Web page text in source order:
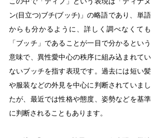
ン(目立つ)ブチ(ブッチ)」の略語であり、単語
からも分かるように、詳しく調べなくても
「ブッチ」であることが一目で分かるという
意味で、異性愛中心の秩序に組み込まれてい
ないブッチを指す表現です。過去には短い髪
や服装などの外見を中心に判断されていまし
たが、最近では性格や態度、姿勢などを基準
に判断されることもあります。